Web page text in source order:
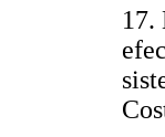
17.